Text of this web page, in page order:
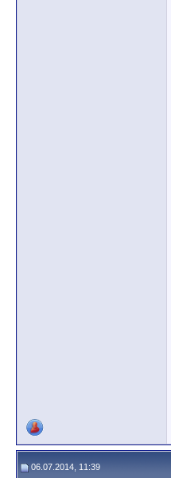
06.07.2014, 11:39